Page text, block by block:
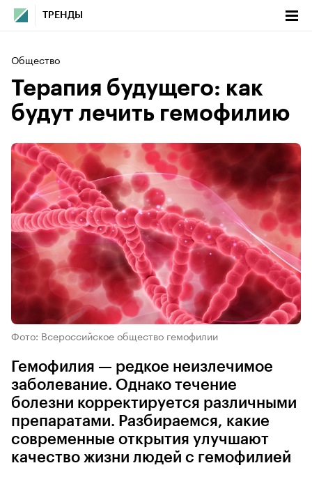
ТРЕНДЫ
Общество
Терапия будущего: как
будут лечить гемофилию
Фото: Всероссийское общество гемофилии
Гемофилия — редкое неизлечимое
заболевание. Однако течение
болезни корректируется различными
препаратами. Разбираемся, какие
современные открытия улучшают
качество жизни людей с гемофилией